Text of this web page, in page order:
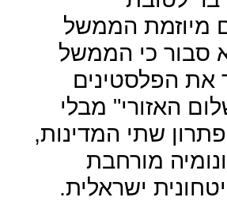
מיוזמת הממשל
סבור כי הממשל
את הפלסטינים
האזורי" מבלי
שתי המדינות,
מורחבת
ישראלית.